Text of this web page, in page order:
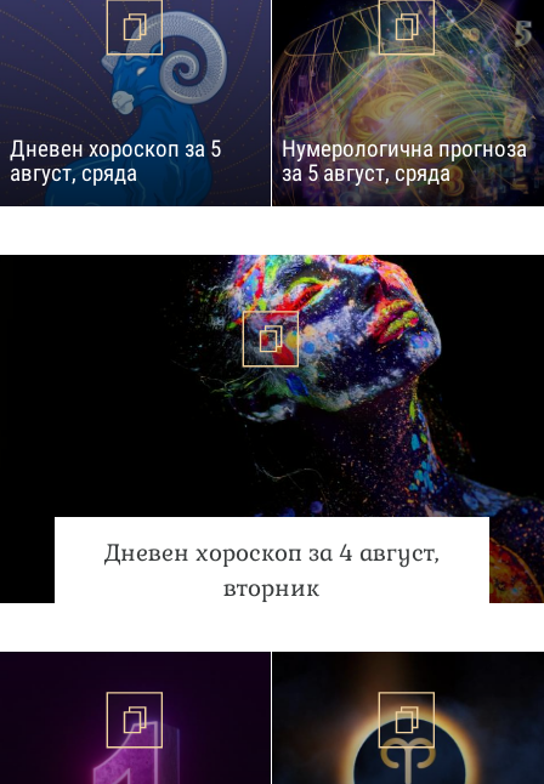
Дневен хороскоп за 5
август, сряда
Нумерологична прогноза
за 5 август, сряда
Дневен хороскоп за 4 август,
вторник